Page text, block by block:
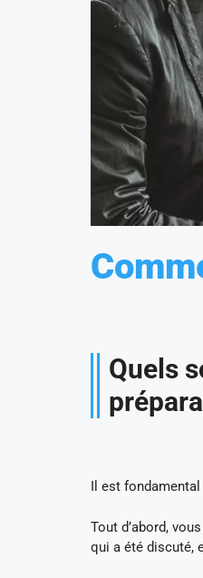
Quels
Il est
Tout d’abord,
qui a été discuté,